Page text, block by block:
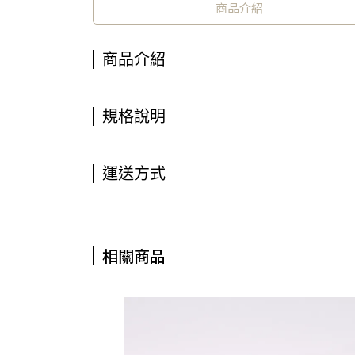
商品介紹
商品介紹
規格說明
運送方式
相關商品